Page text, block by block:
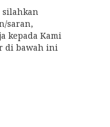
silahkan
saran,
kepada Kami
di bawah ini